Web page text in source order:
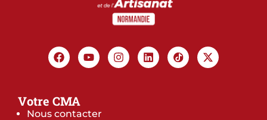
Votre CMA
Nous contacter